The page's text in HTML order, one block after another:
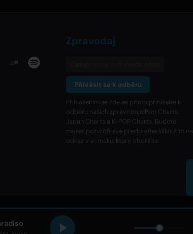
Zpravodaj
Přihlásit se k odběru
Přihlášením se zde se přímo přihlásíte k
odběru našich zpravodajů Pop Charts,
Japan Charts a K-POP Charts. Budete
muset potvrdit své předplatné kliknutím na
odkaz v e-mailu, který obdržíte.